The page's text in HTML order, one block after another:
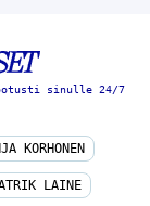
sinulle 24/7
LAINE